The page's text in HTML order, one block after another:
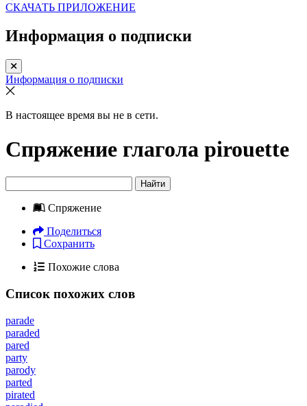
СКАЧАТЬ ПРИЛОЖЕНИЕ
Информация о подписки
Информация о подписки
В настоящее время вы не в сети.
Спряжение глагола pirouette
Найти
Спряжение
Поделиться
Сохранить
Похожие слова
Список похожих слов
parade
paraded
pared
party
parody
parted
pirated